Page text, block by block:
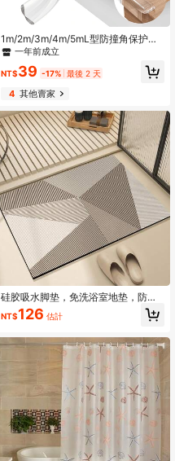
1m/2m/3m/4m/5mL型防撞角保护条
桌角保护条家具防护装置|防撞角和边
一年前成立
NT$39 -17% 最後 2 天
4其他賣家
硅胶吸水脚垫，免洗浴室地垫，防滑
垫，可裁剪浴室地垫，玄关门垫
NT$126 估計